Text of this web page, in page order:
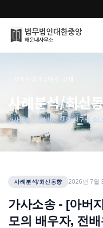
오시는 길
통합검색
업무분야
전체
소식/자료
사례분석/최신
가사소송 - [아버지 결정 청구의 소
사례분석/최신동향 2026년 7월
가사소송 - [아버
모의 배우자, 전